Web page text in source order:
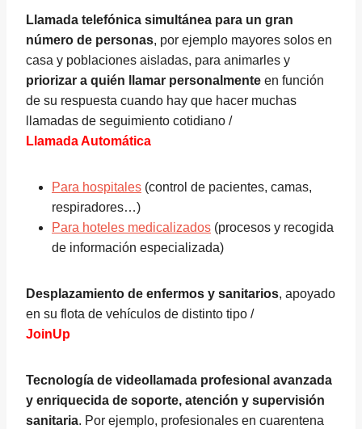
Llamada telefónica simultánea para un gran
número de personas, por ejemplo mayores solos en
casa y poblaciones aisladas, para animarles y
priorizar a quién llamar personalmente en función
de su respuesta cuando hay que hacer muchas
llamadas de seguimiento cotidiano /
Llamada Automática
Para hospitales (control de pacientes, camas,
respiradores…)
Para hoteles medicalizados (procesos y recogida
de información especializada)
Desplazamiento de enfermos y sanitarios, apoyado
en su flota de vehículos de distinto tipo /
JoinUp
Tecnología de videollamada profesional avanzada
y enriquecida de soporte, atención y supervisión
sanitaria. Por ejemplo, profesionales en cuarentena